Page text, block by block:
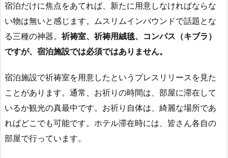
宿泊だけに焦点をあてれば、新たに用意しなければならな
い物は無いと感じます。ムスリムインバウンドで話題とな
る三種の神器。 祈祷室、祈祷用絨毯、コンパス（キブラ）
ですが、宿泊施設では必須ではありません。
宿泊施設で祈祷室を用意したというプレスリリースを見た
ことがあります。通常、お祈りの時間は、部屋に滞在して
いるか観光の真最中です。お祈り自体は、綺麗な場所であ
ればどこでも可能です。ホテル滞在時には、皆さん各自の
部屋で行っています。